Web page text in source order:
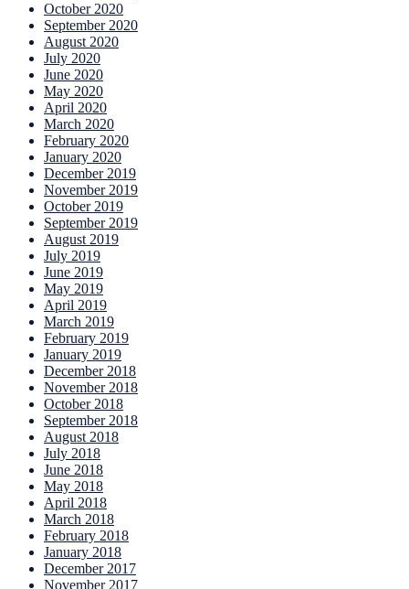
October 2020
September 2020
August 2020
July 2020
June 2020
May 2020
April 2020
March 2020
February 2020
January 2020
December 2019
November 2019
October 2019
September 2019
August 2019
July 2019
June 2019
May 2019
April 2019
March 2019
February 2019
January 2019
December 2018
November 2018
October 2018
September 2018
August 2018
July 2018
June 2018
May 2018
April 2018
March 2018
February 2018
January 2018
December 2017
November 2017